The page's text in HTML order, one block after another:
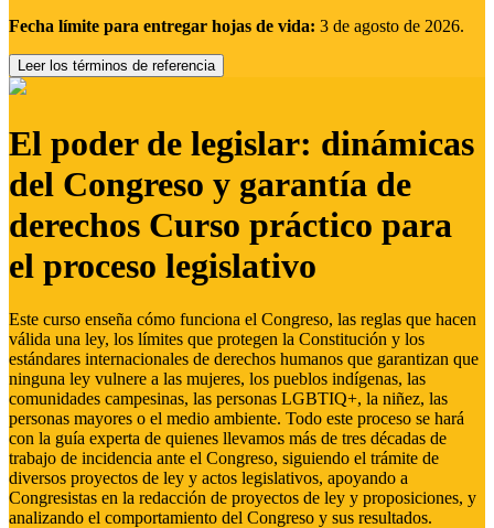
Fecha límite para entregar hojas de vida: 3 de agosto de 2026.
Leer los términos de referencia
El poder de legislar: dinámicas
del Congreso y garantía de
derechos Curso práctico para
el proceso legislativo
Este curso enseña cómo funciona el Congreso, las reglas que hacen
válida una ley, los límites que protegen la Constitución y los
estándares internacionales de derechos humanos que garantizan que
ninguna ley vulnere a las mujeres, los pueblos indígenas, las
comunidades campesinas, las personas LGBTIQ+, la niñez, las
personas mayores o el medio ambiente. Todo este proceso se hará
con la guía experta de quienes llevamos más de tres décadas de
trabajo de incidencia ante el Congreso, siguiendo el trámite de
diversos proyectos de ley y actos legislativos, apoyando a
Congresistas en la redacción de proyectos de ley y proposiciones, y
analizando el comportamiento del Congreso y sus resultados.